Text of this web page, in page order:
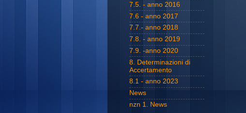
7.5. - anno 2016
7.6 - anno 2017
7.7.- anno 2018
7.8. - anno 2019
7.9. -anno 2020
8. Determinazioni di
Accertamento
8.1 - anno 2023
News
nzn 1. News